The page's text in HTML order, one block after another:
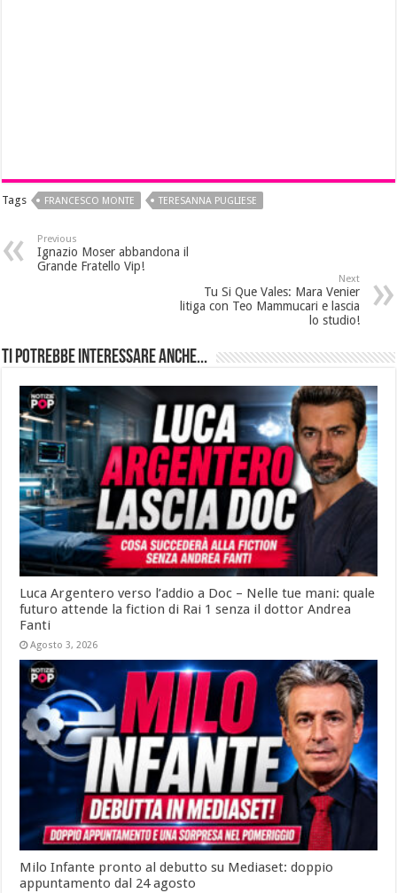
Tags FRANCESCO MONTE TERESANNA PUGLIESE
Previous
Ignazio Moser abbandona il
Grande Fratello Vip!
Next
Tu Si Que Vales: Mara Venier
litiga con Teo Mammucari e lascia
lo studio!
Ti potrebbe interessare anche...
Luca Argentero verso l’addio a Doc – Nelle tue mani: quale
futuro attende la fiction di Rai 1 senza il dottor Andrea
Fanti
Agosto 3, 2026
Milo Infante pronto al debutto su Mediaset: doppio
appuntamento dal 24 agosto